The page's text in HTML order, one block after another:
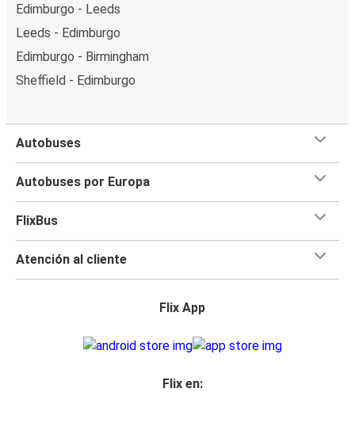
Edimburgo - Leeds
Leeds - Edimburgo
Edimburgo - Birmingham
Sheffield - Edimburgo
Autobuses
Autobuses por Europa
FlixBus
Atención al cliente
Flix App
Flix en: